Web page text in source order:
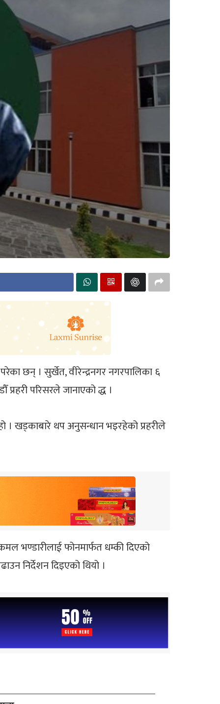
परेका छन् । सुर्खेत, वीरेन्द्रनगर नगरपालिका ६
परिसरले जानाएको द्ध ।
। खड्काबारे थप अनुसन्धान भइरहेको प्रहरीले
भण्डारीलाई फोनमार्फत धम्की दिएको
निर्देशन दिइएको थियो ।